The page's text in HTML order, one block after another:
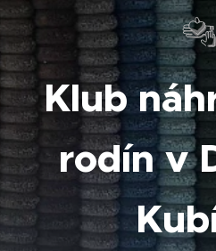
Klub
rodín v